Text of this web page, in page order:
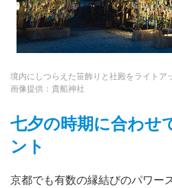
境内にしつらえた笹飾りと社殿をライトア
画像提供：貴船神社
七夕の時期に合わせ
ント
京都でも有数の縁結びのパワー